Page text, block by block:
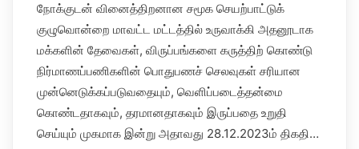
நோக்குடன் வினைத்திறனான சமூக செயற்பாட்டுக்
குழுவொன்றை மாவட்ட மட்டத்தில் உருவாக்கி அதனூடாக
மக்களின் தேவைகள், விருப்பங்களை கருத்திற் கொண்டு
நிர்மாணப்பணிகளின் பொதுபணச் செலவுகள் சரியான
முன்னெடுக்கப்படுவதையும், வெளிப்படைத்தன்மை
கொண்டதாகவும், தரமானதாகவும் இருப்பதை உறுதி
செய்யும் முகமாக இன்று அதாவது 28.12.2023ம் திகதி…